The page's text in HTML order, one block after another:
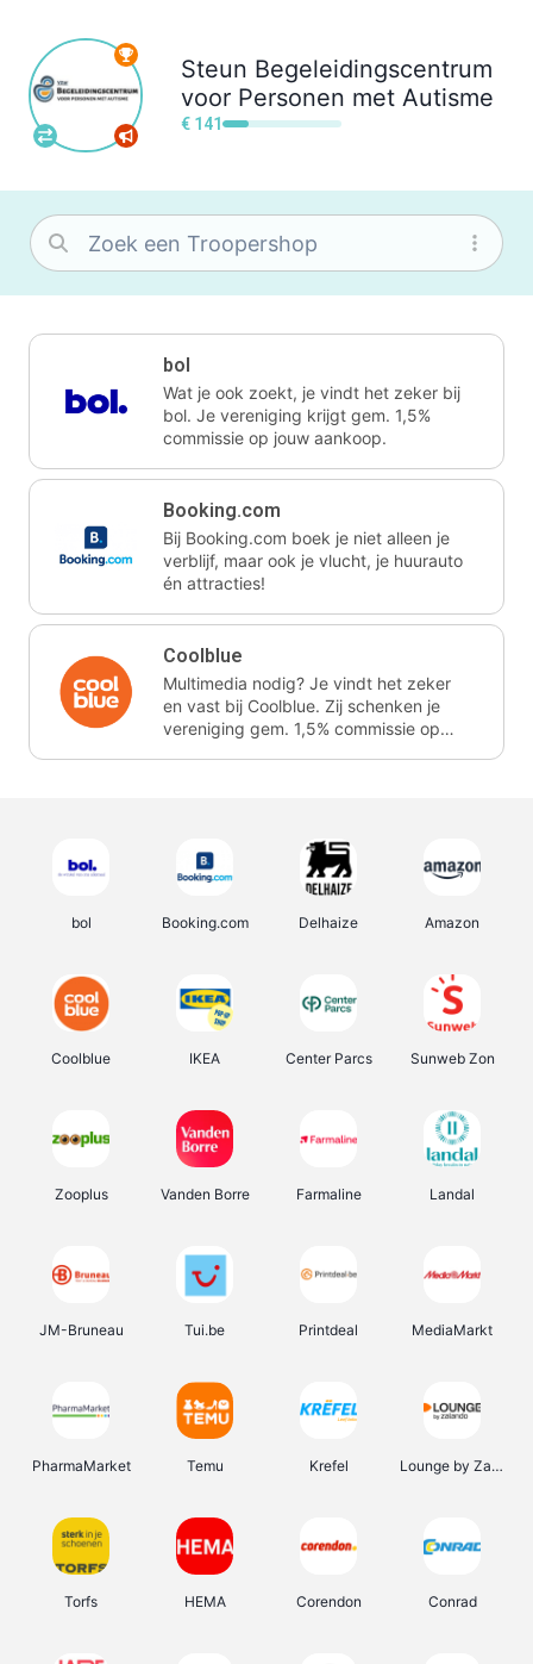
Steun Begeleidingscentrum
voor Personen met Autisme
€ 141
bol
Wat je ook zoekt, je vindt het zeker bij
bol. Je vereniging krijgt gem. 1,5%
commissie op jouw aankoop.
Booking.com
Bij Booking.com boek je niet alleen je
verblijf, maar ook je vlucht, je huurauto
én attracties!
Coolblue
Multimedia nodig? Je vindt het zeker
en vast bij Coolblue. Zij schenken je
vereniging gem. 1,5% commissie op
bol Booking.com Delhaize Amazon
Coolblue IKEA Center Parcs Sunweb Zon
Zooplus Vanden Borre Farmaline Landal
JM-Bruneau Tui.be Printdeal MediaMarkt
PharmaMarket Temu Krefel Lounge by Zalando
Torfs HEMA Corendon Conrad